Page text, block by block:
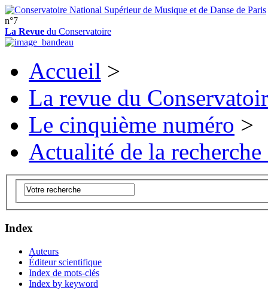
n°7
La Revue du Conservatoire
Accueil >
La revue du
Le cinquième numéro >
Actualité de la
Index
Auteurs
Éditeur scientifique
Index de mots-clés
Index by keyword